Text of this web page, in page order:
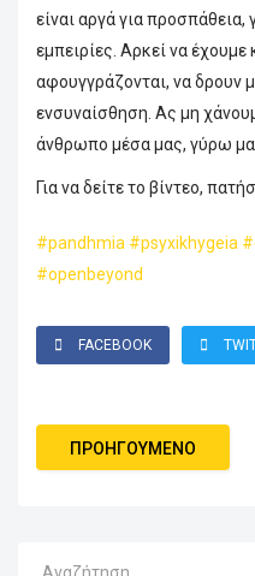
είναι αργά για προσπάθεια,
εμπειρίες. Αρκεί να
αφουγγράζονται, να δρουν
ενσυναίσθηση. Ας μη
άνθρωπο μέσα μας, γύρω
Για να δείτε το βίντεο,
#pandhmia #psyxikhygeia
#openbeyond
FACEBOOK
ΠΡΟΗΓΟΎΜΕΝΟ